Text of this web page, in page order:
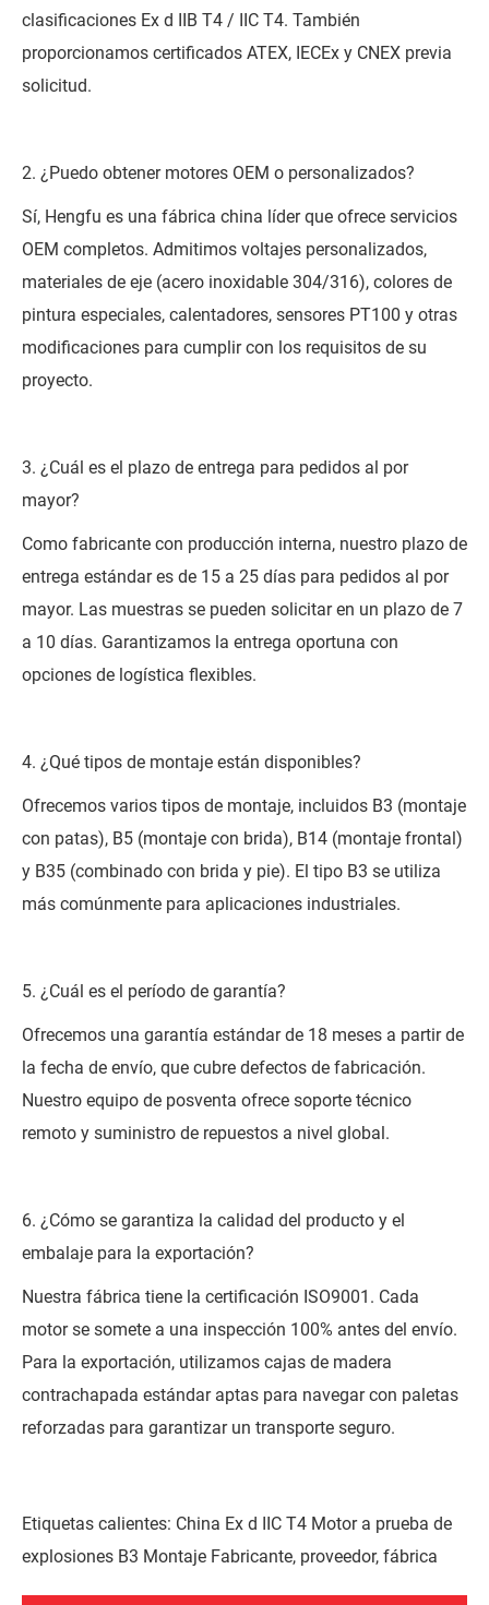
clasificaciones Ex d IIB T4 / IIC T4. También
proporcionamos certificados ATEX, IECEx y CNEX previa
solicitud.
2. ¿Puedo obtener motores OEM o personalizados?
Sí, Hengfu es una fábrica china líder que ofrece servicios
OEM completos. Admitimos voltajes personalizados,
materiales de eje (acero inoxidable 304/316), colores de
pintura especiales, calentadores, sensores PT100 y otras
modificaciones para cumplir con los requisitos de su
proyecto.
3. ¿Cuál es el plazo de entrega para pedidos al por
mayor?
Como fabricante con producción interna, nuestro plazo de
entrega estándar es de 15 a 25 días para pedidos al por
mayor. Las muestras se pueden solicitar en un plazo de 7
a 10 días. Garantizamos la entrega oportuna con
opciones de logística flexibles.
4. ¿Qué tipos de montaje están disponibles?
Ofrecemos varios tipos de montaje, incluidos B3 (montaje
con patas), B5 (montaje con brida), B14 (montaje frontal)
y B35 (combinado con brida y pie). El tipo B3 se utiliza
más comúnmente para aplicaciones industriales.
5. ¿Cuál es el período de garantía?
Ofrecemos una garantía estándar de 18 meses a partir de
la fecha de envío, que cubre defectos de fabricación.
Nuestro equipo de posventa ofrece soporte técnico
remoto y suministro de repuestos a nivel global.
6. ¿Cómo se garantiza la calidad del producto y el
embalaje para la exportación?
Nuestra fábrica tiene la certificación ISO9001. Cada
motor se somete a una inspección 100% antes del envío.
Para la exportación, utilizamos cajas de madera
contrachapada estándar aptas para navegar con paletas
reforzadas para garantizar un transporte seguro.
Etiquetas calientes: China Ex d IIC T4 Motor a prueba de
explosiones B3 Montaje Fabricante, proveedor, fábrica